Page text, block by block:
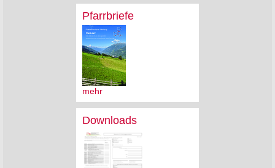
Pfarrbriefe
mehr
Downloads